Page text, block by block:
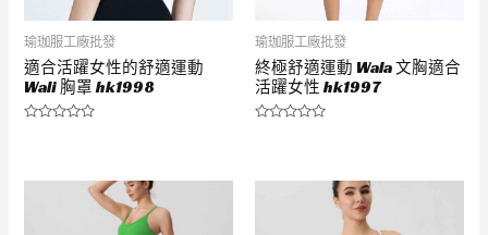
瑜珈服工廠批發
適合活躍女性的舒適運動
Wali 胸罩 hk1998
分
瑜珈服工廠批發
終極舒適運動 Wala 文胸適合
活躍女性 hk1997
分